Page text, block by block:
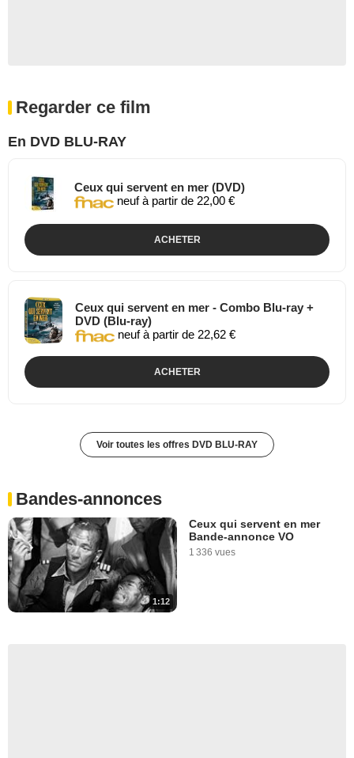
Regarder ce film
En DVD BLU-RAY
Ceux qui servent en mer (DVD)
neuf à partir de 22,00 €
ACHETER
Ceux qui servent en mer - Combo Blu-ray +
DVD (Blu-ray)
neuf à partir de 22,62 €
ACHETER
Voir toutes les offres DVD BLU-RAY
Bandes-annonces
1:12
Ceux qui servent en mer
Bande-annonce VO
1 336 vues